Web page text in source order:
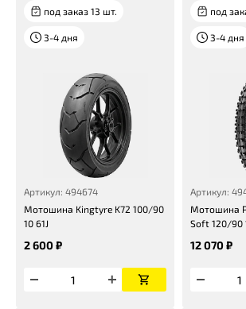
под заказ 13 шт.
3-4 дня
Артикул: 494674
Мотошина Kingtyre K72 100/90
10 61J
2 600 ₽
под
3-4 дня
Артикул:
Мотошина
Soft 120/90
12 070 ₽